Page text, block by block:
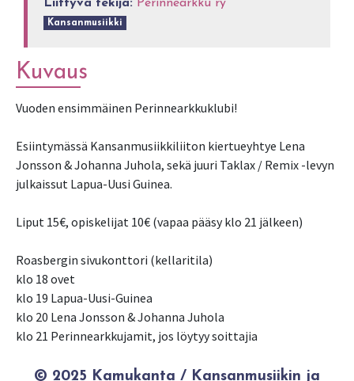
Liittyvä tekijä: Perinnearkku ry
Kansanmusiikki
Kuvaus
Vuoden ensimmäinen Perinnearkkuklubi!
Esiintymässä Kansanmusiikkiliiton kiertueyhtye Lena
Jonsson & Johanna Juhola, sekä juuri Taklax / Remix -levyn
julkaissut Lapua-Uusi Guinea.
Liput 15€, opiskelijat 10€ (vapaa pääsy klo 21 jälkeen)
Roasbergin sivukonttori (kellaritila)
klo 18 ovet
klo 19 Lapua-Uusi-Guinea
klo 20 Lena Jonsson & Johanna Juhola
klo 21 Perinnearkkujamit, jos löytyy soittajia
© 2025 Kamukanta / Kansanmusiikin ja